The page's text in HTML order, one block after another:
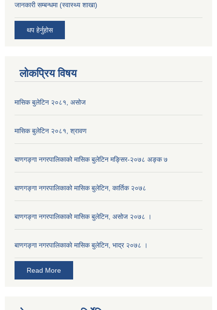
जानकारी सम्बन्धमा (स्वास्थ्य शाखा)
थप हेर्नुहोस
लोकप्रिय विषय
मासिक बुलेटिन २०८१, असोज
मासिक बुलेटिन २०८१, श्रावण
बाणगङ्गा नगरपालिकाको मासिक बुलेटिन मङ्सिर-२०७८ अङ्क ७
बाणगङ्गा नगरपालिकाको मासिक बुलेटिन, कार्तिक २०७८
बाणगङ्गा नगरपालिकाको मासिक बुलेटिन, असोज २०७८ ।
बाणगङ्गा नगरपालिकाकाे मासिक बुलेटिन, भाद्र २०७८ ।
Read More